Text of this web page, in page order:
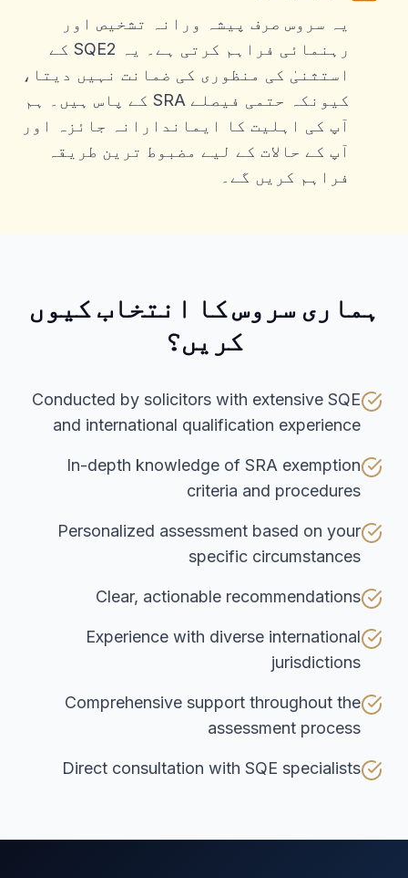
یہ سروس صرف پیشہ ورانہ تشخیص اور
رہنمائی فراہم کرتی ہے۔ یہ SQE2 کے
استثنیٰ کی منظوری کی ضمانت نہیں دیتا،
کیونکہ حتمی فیصلے SRA کے پاس ہیں۔ ہم
آپ کی اہلیت کا ایماندارانہ جائزہ اور
آپ کے حالات کے لیے مضبوط ترین طریقہ
فراہم کریں گے۔
ہماری سروس کا انتخاب کیوں
کریں؟
Conducted by solicitors with extensive SQE
and international qualification experience
In-depth knowledge of SRA exemption
criteria and procedures
Personalized assessment based on your
specific circumstances
Clear, actionable recommendations
Experience with diverse international
jurisdictions
Comprehensive support throughout the
assessment process
Direct consultation with SQE specialists